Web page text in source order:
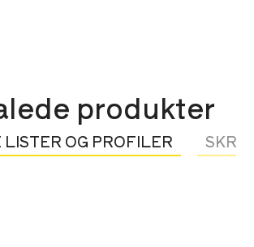
produkter
LISTER OG PROFILER